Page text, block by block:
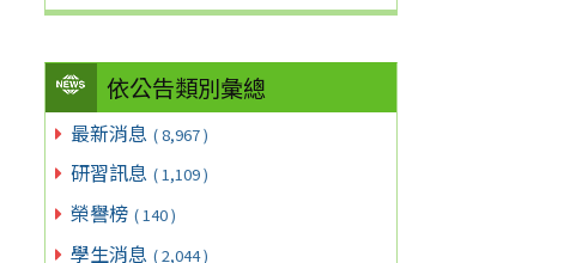
依公告類別彙總
最新消息 ( 8,967 )
研習訊息 ( 1,109 )
榮譽榜 ( 140 )
學生消息 ( 2,044 )